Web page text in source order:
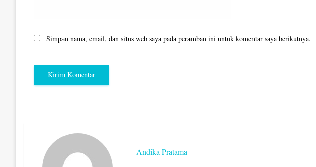
Simpan nama, email, dan situs web saya pada peramban ini untuk komentar saya berikutnya.
Andika Pratama